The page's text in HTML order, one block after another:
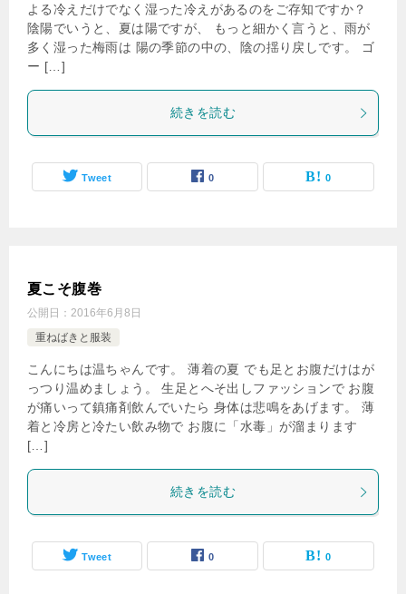
よる冷えだけでなく湿った冷えがあるのをご存知ですか？
陰陽でいうと、夏は陽ですが、 もっと細かく言うと、雨が
多く湿った梅雨は 陽の季節の中の、陰の揺り戻しです。 ゴ
ー […]
続きを読む
Tweet 0 0
夏こそ腹巻
公開日： 2016年6月8日
重ねばきと服装
こんにちは温ちゃんです。 薄着の夏 でも足とお腹だけはが
っつり温めましょう。 生足とへそ出しファッションで お腹
が痛いって鎮痛剤飲んでいたら 身体は悲鳴をあげます。 薄
着と冷房と冷たい飲み物で お腹に「水毒」が溜まります
[…]
続きを読む
Tweet 0 0